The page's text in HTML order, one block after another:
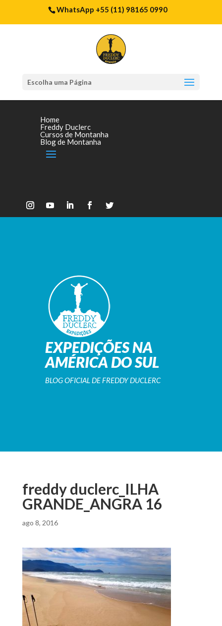
WhatsApp +55 (11) 98165 0990
Escolha uma Página
Home
Freddy Duclerc
Cursos de Montanha
Blog de Montanha
EXPEDIÇÕES NA
AMÉRICA DO SUL
BLOG OFICIAL DE FREDDY DUCLERC
freddy duclerc_ILHA
GRANDE_ANGRA 16
ago 8, 2016